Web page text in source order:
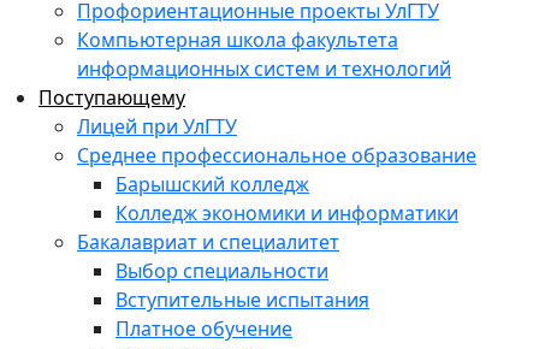
Профориентационные проекты УлГТУ
Компьютерная школа факультета
информационных систем и технологий
Поступающему
Лицей при УлГТУ
Среднее профессиональное образование
Барышский колледж
Колледж экономики и информатики
Бакалавриат и специалитет
Выбор специальности
Вступительные испытания
Платное обучение